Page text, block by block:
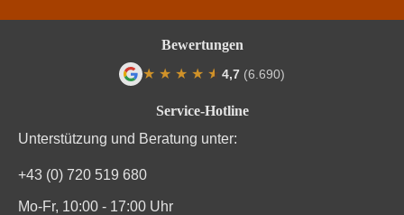
Service-Hotline
Unterstützung und Beratung unter:
+43 (0) 720 519 680
Mo-Fr, 10:00 - 17:00 Uhr
Bewertungen
★ ★ ★ ★ ★
★ 4,7 (6.690)